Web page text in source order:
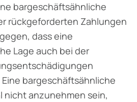
bargeschäftsähnliche
rückgeforderten Zahlungen
dass eine
Lage auch bei der
bargeschäftsähnliche
nicht anzunehmen sein,